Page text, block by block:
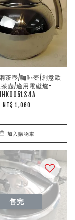
茶壺/咖啡壺/創意歐
壺/適用電磁爐-
NT$ 1,060
加入購物車
售完